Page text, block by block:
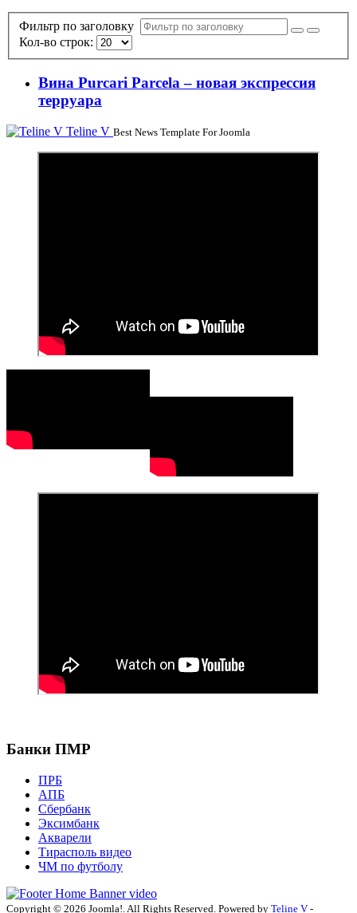
Фильтр по заголовку
Кол-во строк:
Вина Purcari Parcela – новая экспрессия
терруара
Teline V Best News Template For Joomla
Банки ПМР
ПРБ
АПБ
Сбербанк
Эксимбанк
Акварели
Тирасполь видео
ЧМ по футболу
Copyright © 2026 Joomla!. All Rights Reserved. Powered by Teline V -